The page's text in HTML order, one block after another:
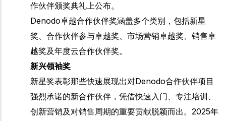
作伙伴颁奖典礼上公布。
Denodo卓越合作伙伴奖涵盖多个类别，包括新星
奖、合作伙伴参与卓越奖、市场营销卓越奖、销售卓
越奖及年度云合作伙伴奖。
新兴领袖奖
新星奖表彰那些快速展现出对Denodo合作伙伴项目
强烈承诺的新合作伙伴，凭借快速入门、专注培训、
创新营销及对销售周期的重要贡献脱颖而出。2025年